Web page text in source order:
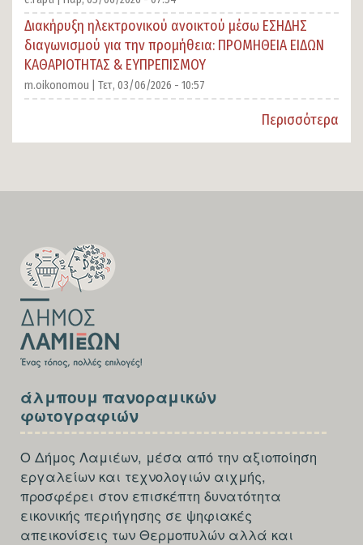
Διακήρυξη ηλεκτρονικού ανοικτού μέσω ΕΣΗΔΗΣ
διαγωνισμού για την προμήθεια: ΠΡΟΜΗΘΕΙΑ ΕΙΔΩΝ
ΚΑΘΑΡΙΟΤΗΤΑΣ & ΕΥΠΡΕΠΙΣΜΟΥ
m.oikonomou | Τετ, 03/06/2026 - 10:57
Περισσότερα
FOOTER-
FIRST
SECTION
FOOTER-
THIRD
άλμπουμ πανοραμικών
φωτογραφιών
Ο Δήμος Λαμιέων, μέσα από την αξιοποίηση
εργαλείων και τεχνολογιών αιχμής,
προσφέρει στον επισκέπτη δυνατότητα
εικονικής περιήγησης σε ψηφιακές
απεικονίσεις των Θερμοπυλών αλλά και